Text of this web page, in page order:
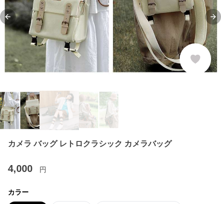
Previous slide
カメラ バッグ レトロクラシック カメラバッグ
4,000 円
カラー